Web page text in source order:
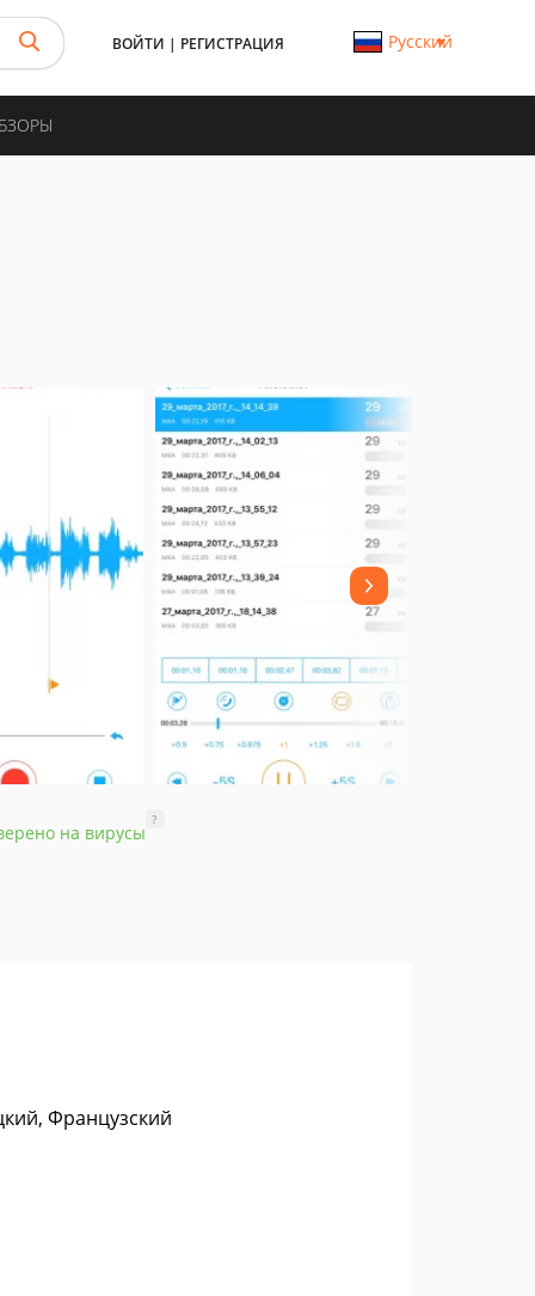
ВОЙТИ | РЕГИСТРАЦИЯ Русский
на вирусы
?
Французский